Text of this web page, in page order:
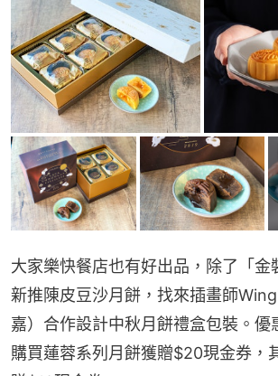
大家樂快餐店也有好出品，除了「金
新推陳皮豆沙月餅，找來插畫師
嘉）合作設計中秋月餅禮盒包裝。優
購買蓮蓉系列月餅獲贈$20現金券，